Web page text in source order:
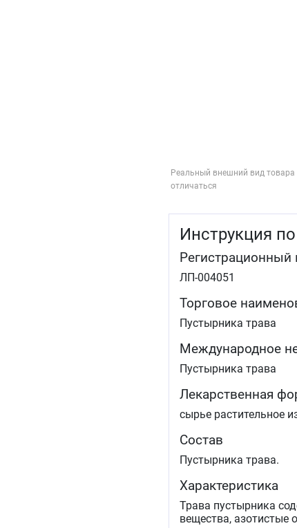
Реальный внешний вид
отличаться
Инструкция
Регистрационный
ЛП-004051
Торговое
Пустырника трава
Международное
Пустырника трава
Лекарственная
сырье растительное
Состав
Пустырника трава.
Характеристика
Трава пустырника
вещества, азотистые